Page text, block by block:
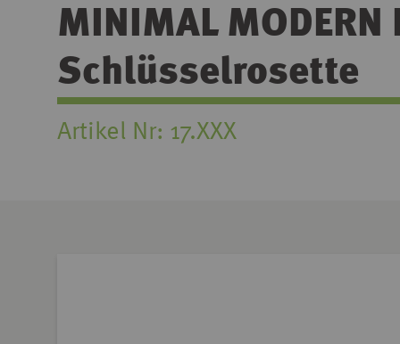
MINIMAL
Schlüsselrosette
Artikel Nr 17.XXX